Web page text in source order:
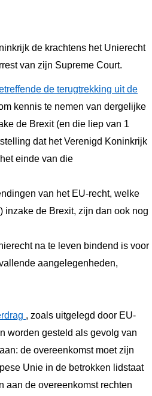
de krachtens het Unierecht
van zijn Supreme Court.
de terugtrekking uit de
kennis te nemen van dergelijke
de Brexit (en die liep van 1
dat het Verenigd Koninkrijk
einde van die
van het EU-recht, welke
inzake de Brexit, zijn dan ook nog
na te leven bindend is voor
aangelegenheden,
, zoals uitgelegd door EU-
worden gesteld als gevolg van
de overeenkomst moet zijn
Unie in de betrokken lidstaat
aan de overeenkomst rechten